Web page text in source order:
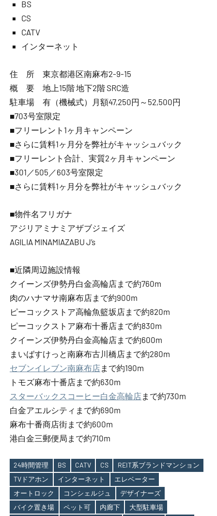
BS
CS
CATV
インターネット
住 所 東京都港区南麻布2-9-15
概 要 地上15階 地下2階 SRC造
駐車場 有（機械式）月額47,250円～52,500円
■703号室限定
■フリーレント1ヶ月キャンペーン
■さらに賃料1ヶ月分を弊社がキャッシュバック
■フリーレント合計、実質2ヶ月キャンペーン
■301／505／603号室限定
■さらに賃料1ヶ月分を弊社がキャッシュバック
■物件名フリガナ
アジリアミナミアザブジェイズ
AGILIA MINAMIAZABU J’s
■近隣周辺施設情報
クイーンズ伊勢丹白金高輪店まで約760m
肉のハナマサ南麻布店まで約900m
ピーコックストア高輪魚籃坂店まで約820m
ピーコックストア麻布十番店まで約830m
クイーンズ伊勢丹白金高輪店まで約600m
まいばすけっと南麻布古川橋店まで約280m
セブンイレブン南麻布店まで約190m
トモズ麻布十番店まで約630m
スターバックスコーヒー白金高輪店まで約730m
白金アエルシティまで約690m
麻布十番商店街まで約600m
港白金三郵便局まで約710m
Tags
24時間管理 BS CATV CS
REIT系ブランドマンション
TVドアホン
インターネット
エレベーター
オートロック
コンシェルジュ
デザイナーズ
バイク置き場
ペット可 内廊下
大型駐車場